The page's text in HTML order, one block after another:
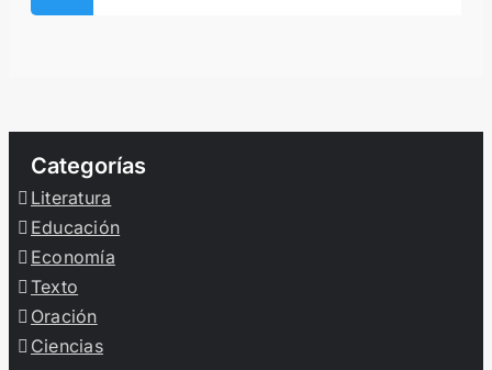
Categorías
Literatura
Educación
Economía
Texto
Oración
Ciencias